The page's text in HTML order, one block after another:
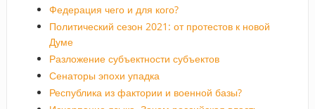
Федерация чего и для кого?
Политический сезон 2021: от протестов к новой
Думе
Разложение субъектности субъектов
Сенаторы эпохи упадка
Республика из фактории и военной базы?